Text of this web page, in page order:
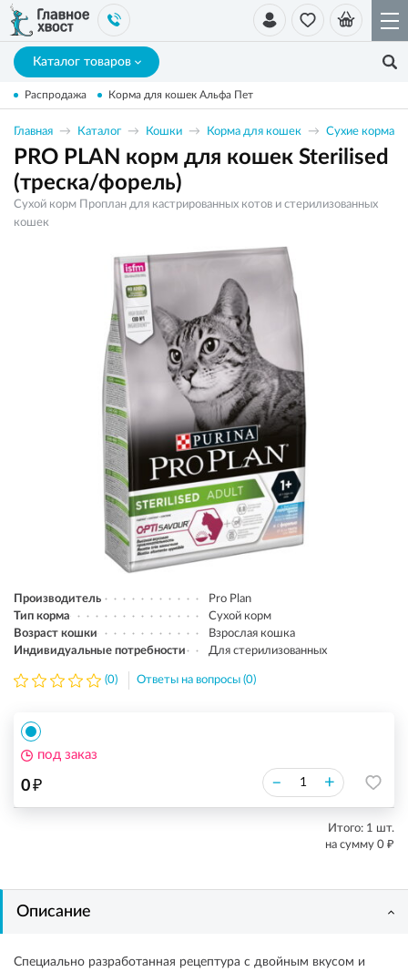
Каталог товаров
Распродажа Корма для кошек Альфа Пет
Главная Каталог Кошки Корма для кошек Сухие корма
PRO PLAN корм для кошек Sterilised
(треска/форель)
Сухой корм Проплан для кастрированных котов и стерилизованных
кошек
Производитель
Pro Plan
Тип корма
Сухой корм
Возраст кошки
Взрослая кошка
Индивидуальные потребности
Для стерилизованных
(0) Ответы на вопросы (0)
0₽ – +
под заказ
Итого: 1 шт.
на сумму 0 ₽
Описание
Специально разработанная рецептура с двойным вкусом и